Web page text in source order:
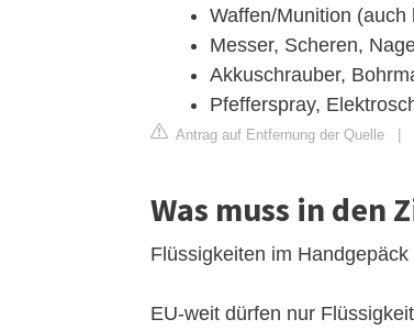
Waffen/Munition
Messer, Scheren,
Akkuschrauber,
Pfefferspray,
Antrag auf Entfernung der Quelle |
Was muss in den
Flüssigkeiten im Handgepäck
EU-weit dürfen nur